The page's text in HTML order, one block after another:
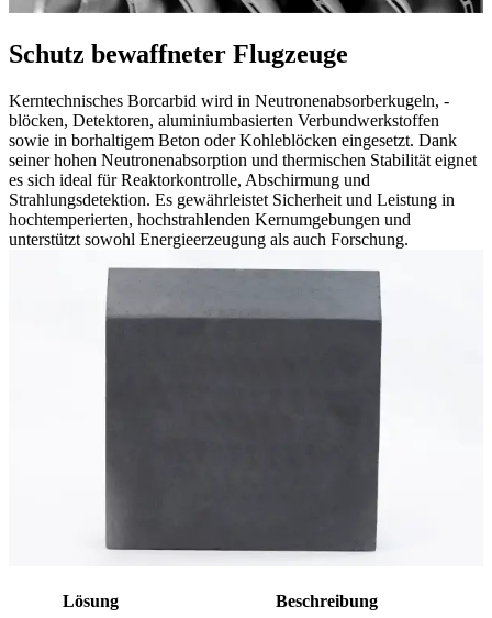
Schutz bewaffneter Flugzeuge
Kerntechnisches Borcarbid wird in Neutronenabsorberkugeln, -
blöcken, Detektoren, aluminiumbasierten Verbundwerkstoffen
sowie in borhaltigem Beton oder Kohleblöcken eingesetzt. Dank
seiner hohen Neutronenabsorption und thermischen Stabilität eignet
es sich ideal für Reaktorkontrolle, Abschirmung und
Strahlungsdetektion. Es gewährleistet Sicherheit und Leistung in
hochtemperierten, hochstrahlenden Kernumgebungen und
unterstützt sowohl Energieerzeugung als auch Forschung.
Lösung Beschreibung